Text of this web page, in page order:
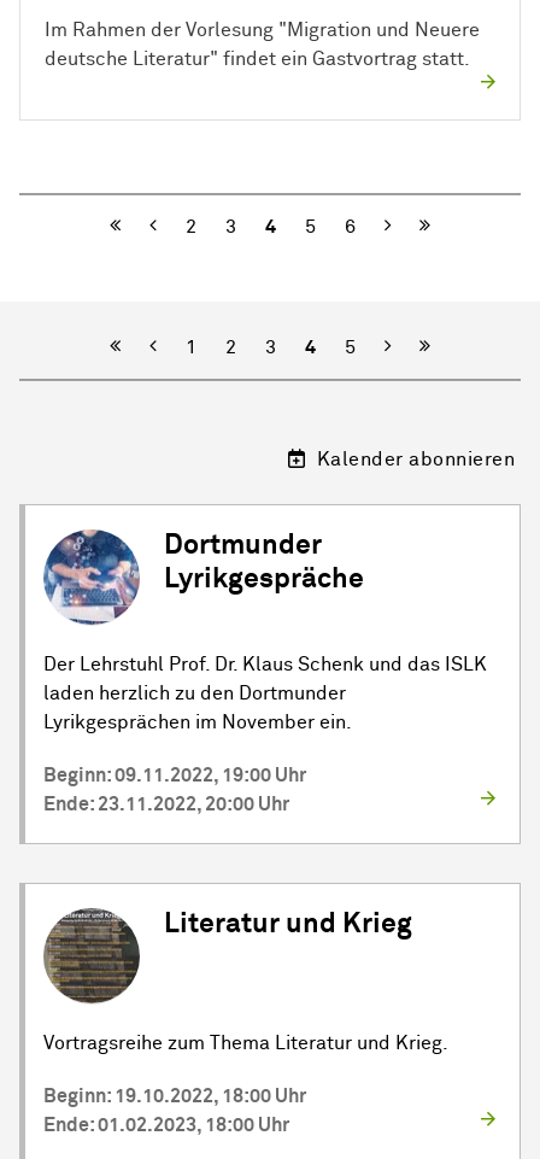
Im Rahmen der Vorlesung "Migration und Neuere
deutsche Literatur" findet ein Gastvortrag statt.
Vorherige
2 3 4 5 6 Nächste
Vorherige
1 2 3 4 5 Nächste
Kalender abonnieren
Dortmunder
Lyrikgespräche
Der Lehrstuhl Prof. Dr. Klaus Schenk und das ISLK
laden herzlich zu den Dortmunder
Lyrikgesprächen im November ein.
Beginn: 09.11.2022, 19:00 Uhr
Ende: 23.11.2022, 20:00 Uhr
Literatur und Krieg
Vortragsreihe zum Thema Literatur und Krieg.
Beginn: 19.10.2022, 18:00 Uhr
Ende: 01.02.2023, 18:00 Uhr